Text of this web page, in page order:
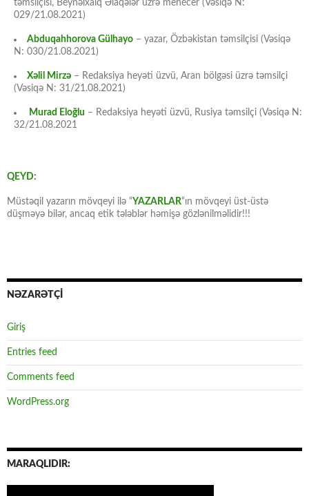
təmsilçisi, Beynəlxalq Əlaqələr üzrə menecer (Vəsiqə N:
029/21.08.2021)
Abduqahhorova Gülhayo – yazar, Özbəkistan təmsilçisi (Vəsiqə
N: 030/21.08.2021)
Xəlil Mirzə – Redaksiya heyəti üzvü, Aran bölgəsi üzrə təmsilçi
(Vəsiqə N: 31/21.08.2021)
Murad Eloğlu – Redaksiya heyəti üzvü, Rusiya təmsilçi (Vəsiqə N:
32/21.08.2021
QEYD:
Müstəqil yazarın mövqeyi ilə “YAZARLAR“ın mövqeyi üst-üstə
düşməyə bilər, ancaq etik tələblər həmişə gözlənilməlidir!!!
NƏZARƏTÇİ
Giriş
Entries feed
Comments feed
WordPress.org
MARAQLIDIR: